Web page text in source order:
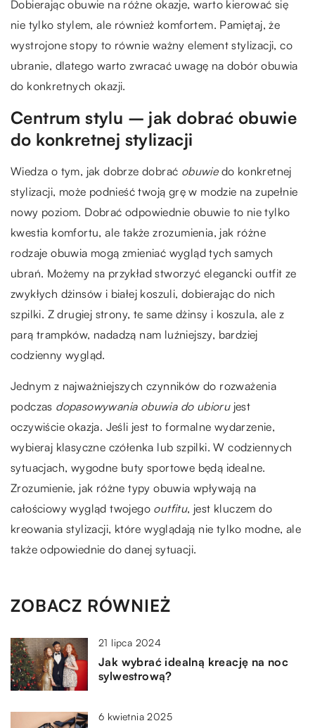
Dobierając obuwie na różne okazje, warto kierować się
nie tylko stylem, ale również komfortem. Pamiętaj, że
wystrojone stopy to równie ważny element stylizacji, co
ubranie, dlatego warto zwracać uwagę na dobór obuwia
do konkretnych okazji.
Centrum stylu – jak dobrać obuwie
do konkretnej stylizacji
Wiedza o tym, jak dobrze dobrać obuwiedo konkretnej
stylizacji, może podnieść twoją grę w modzie na zupełnie
nowy poziom. Dobrać odpowiednie obuwie to nie tylko
kwestia komfortu, ale także zrozumienia, jak różne
rodzaje obuwia mogą zmieniać wygląd tych samych
ubrań. Możemy na przykład stworzyć elegancki outfit ze
zwykłych dżinsów i białej koszuli, dobierając do nich
szpilki. Z drugiej strony, te same dżinsy i koszula, ale z
parą trampków, nadadzą nam luźniejszy, bardziej
codzienny wygląd.
Jednym z najważniejszych czynników do rozważenia
podczas dopasowywania obuwia do ubiorujest
oczywiście okazja. Jeśli jest to formalne wydarzenie,
wybieraj klasyczne czółenka lub szpilki. W codziennych
sytuacjach, wygodne buty sportowe będą idealne.
Zrozumienie, jak różne typy obuwia wpływają na
całościowy wygląd twojego outfitu, jest kluczem do
kreowania stylizacji, które wyglądają nie tylko modne, ale
także odpowiednie do danej sytuacji.
ZOBACZ RÓWNIEŻ
21 lipca 2024
Jak wybrać idealną kreację na noc
sylwestrową?
6 kwietnia 2025